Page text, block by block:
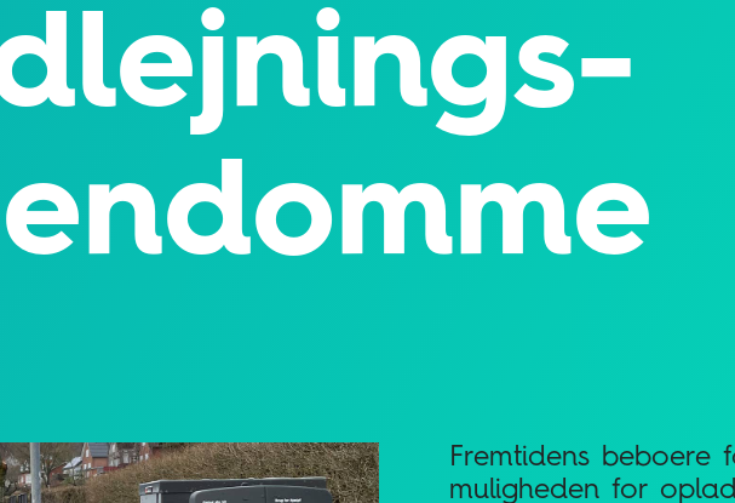
Fremtidens beboere
muligheden for